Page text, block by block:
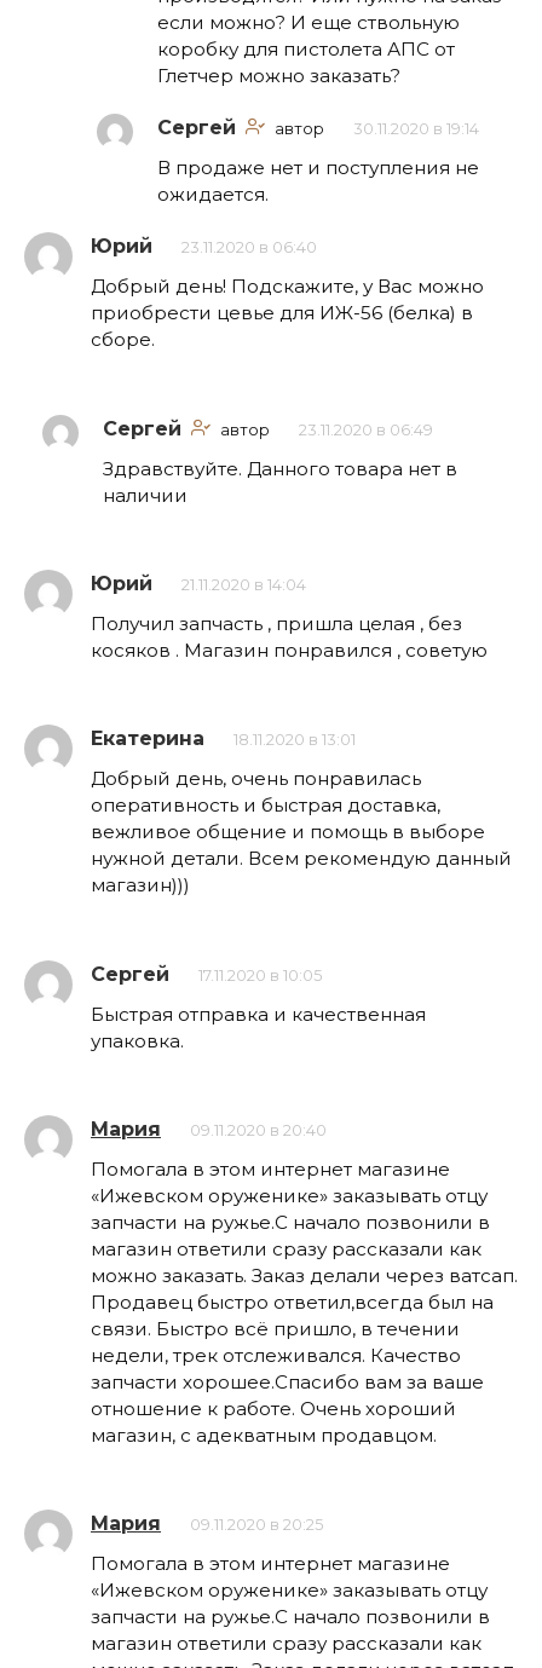
если можно? И еще ствольную
коробку для пистолета АПС от
Глетчер можно заказать?
Сергей автор 30.11.2020 в 19:14
В продаже нет и поступления не
ожидается.
Юрий 23.11.2020 в 06:40
Добрый день! Подскажите, у Вас можно
приобрести цевье для ИЖ-56 (белка) в
сборе.
Сергей автор 23.11.2020 в 06:49
Здравствуйте. Данного товара нет в
наличии
Юрий 21.11.2020 в 14:04
Получил запчасть , пришла целая , без
косяков . Магазин понравился , советую
Екатерина 18.11.2020 в 13:01
Добрый день, очень понравилась
оперативность и быстрая доставка,
вежливое общение и помощь в выборе
нужной детали. Всем рекомендую данный
магазин)))
Сергей 17.11.2020 в 10:05
Быстрая отправка и качественная
упаковка.
Мария 09.11.2020 в 20:40
Помогала в этом интернет магазине
«Ижевском оруженике» заказывать отцу
запчасти на ружье.С начало позвонили в
магазин ответили сразу рассказали как
можно заказать. Заказ делали через ватсап.
Продавец быстро ответил,всегда был на
связи. Быстро всё пришло, в течении
недели, трек отслеживался. Качество
запчасти хорошее.Спасибо вам за ваше
отношение к работе. Очень хороший
магазин, с адекватным продавцом.
Мария 09.11.2020 в 20:25
Помогала в этом интернет магазине
«Ижевском оруженике» заказывать отцу
запчасти на ружье.С начало позвонили в
магазин ответили сразу рассказали как